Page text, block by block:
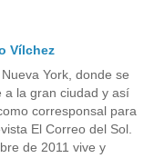
Vílchez
York, donde se
a la gran ciudad y así
corresponsal para
El Correo del Sol.
de 2011 vive y